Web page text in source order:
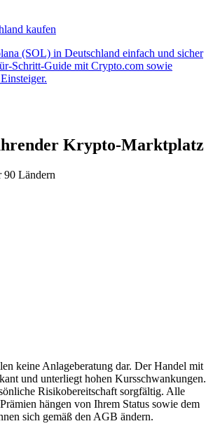
kaufen
(SOL) in Deutschland einfach und sicher
Schritt-Guide mit Crypto.com sowie
Krypto-Marktplatz
Ländern
keine Anlageberatung dar. Der Handel mit
und unterliegt hohen Kursschwankungen.
Risikobereitschaft sorgfältig. Alle
hängen von Ihrem Status sowie dem
sich gemäß den AGB ändern.